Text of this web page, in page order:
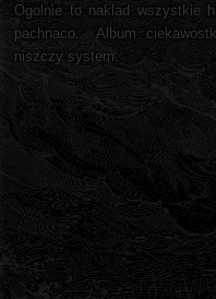
Ogolnie to naklad wszystkie
pachnaco... Album
niszczy system.